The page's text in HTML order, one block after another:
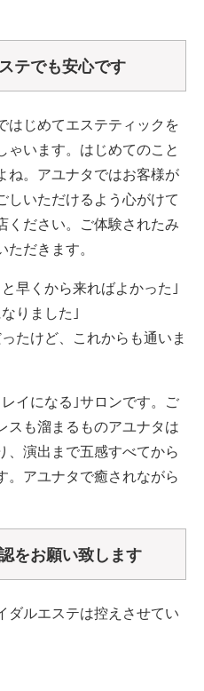
テでも安心です
はじめてエステティックを
ゃいます。はじめてのこと
ね。アユナタではお客様が
しいただけるよう心がけて
ください。ご体験されたみ
だきます。
早くから来ればよかった｣
りました｣
たけど、これからも通いま
イになる｣サロンです。ご
スも溜まるものアユナタは
、演出まで五感すべてから
。アユナタで癒されながら
をお願い致します
ダルエステは控えさせてい